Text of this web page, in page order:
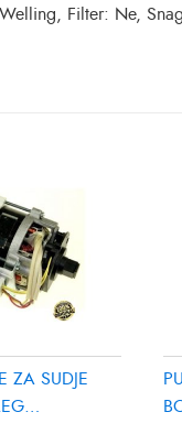
Filter: Ne,
ZA SUDJE